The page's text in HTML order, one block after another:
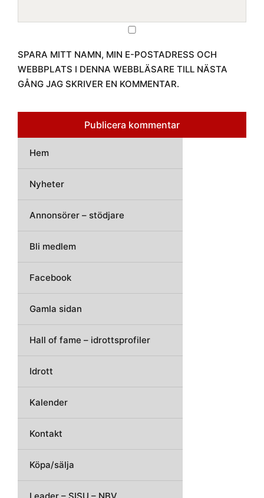
SPARA MITT NAMN, MIN E-POSTADRESS OCH
WEBBPLATS I DENNA WEBBLÄSARE TILL NÄSTA
GÅNG JAG SKRIVER EN KOMMENTAR.
Hem
Nyheter
Annonsörer – stödjare
Bli medlem
Facebook
Gamla sidan
Hall of fame – idrottsprofiler
Idrott
Kalender
Kontakt
Köpa/sälja